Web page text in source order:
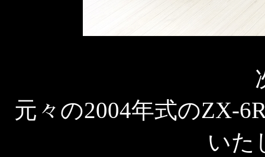
元々の2004年式のZX-
いた